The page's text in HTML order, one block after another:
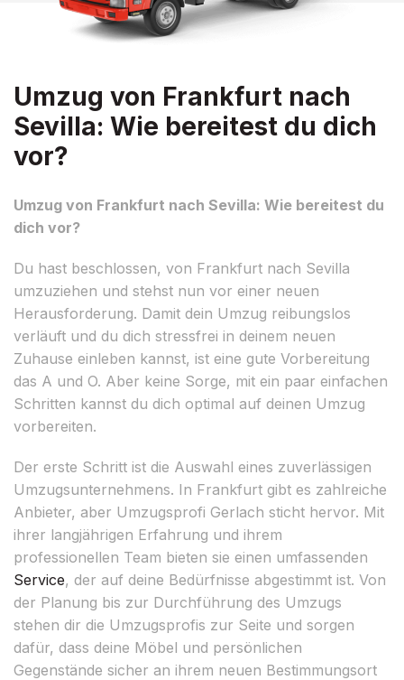
Umzug von Frankfurt nach
Sevilla: Wie bereitest du dich
vor?
Umzug von Frankfurt nach Sevilla: Wie bereitest du
dich vor?
Du hast beschlossen, von Frankfurt nach Sevilla
umzuziehen und stehst nun vor einer neuen
Herausforderung. Damit dein Umzug reibungslos
verläuft und du dich stressfrei in deinem neuen
Zuhause einleben kannst, ist eine gute Vorbereitung
das A und O. Aber keine Sorge, mit ein paar einfachen
Schritten kannst du dich optimal auf deinen Umzug
vorbereiten.
Der erste Schritt ist die Auswahl eines zuverlässigen
Umzugsunternehmens. In Frankfurt gibt es zahlreiche
Anbieter, aber Umzugsprofi Gerlach sticht hervor. Mit
ihrer langjährigen Erfahrung und ihrem
professionellen Team bieten sie einen umfassenden
Service, der auf deine Bedürfnisse abgestimmt ist. Von
der Planung bis zur Durchführung des Umzugs
stehen dir die Umzugsprofis zur Seite und sorgen
dafür, dass deine Möbel und persönlichen
Gegenstände sicher an ihrem neuen Bestimmungsort